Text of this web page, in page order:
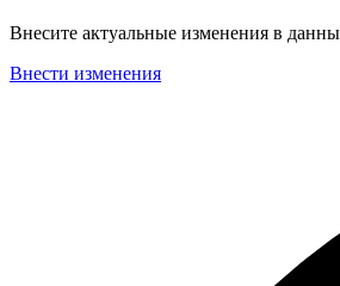
Внесите актуальные изменения в
Внести изменения